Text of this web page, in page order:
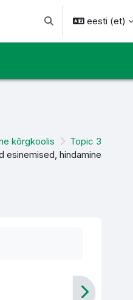
Lülitab otsingu sisendi
eesti ‎(et)‎
kõrgkoolis
Topic 3
esinemised, hindamine